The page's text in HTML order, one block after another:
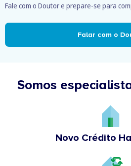
Fale com o Doutor e prepare-se para
Falar com o
Somos
Novo Crédito